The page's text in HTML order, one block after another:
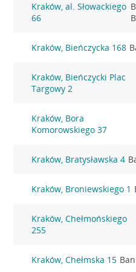
Kraków, al. Słowackiego
66
Kraków, Bieńczycka 168
Kraków, Bieńczycki Plac
Targowy 2
Kraków, Bora
Komorowskiego 37
Kraków, Bratysławska 4
Kraków, Broniewskiego 1
Kraków, Chełmońskiego
255
Kraków, Chełmska 15